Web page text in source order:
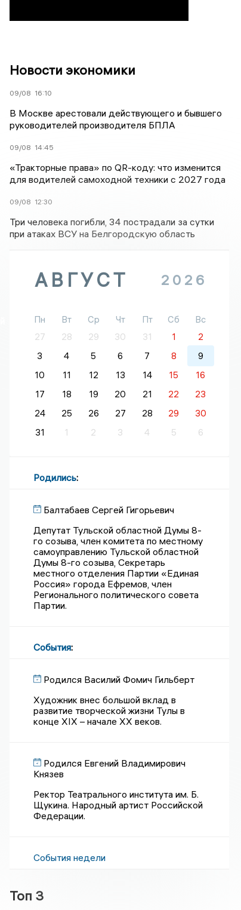
Новости экономики
09/08 16:10
В Москве арестовали действующего и бывшего
руководителей производителя БПЛА
09/08 14:45
«Тракторные права» по QR-коду: что изменится
для водителей самоходной техники с 2027 года
09/08 12:30
Три человека погибли, 34 пострадали за сутки
при атаках ВСУ на Белгородскую область
АВГУСТ 2026
Пн Вт Ср Чт Пт Сб
Вс
27
28 29 30 31 1
2
3
4 5 6 7 8
9
10
11 12 13 14 15
16
17
18 19 20 21 22
23
24
25 26 27 28 29
30
31
1 2 3 4 5 6
Родились:
Балтабаев Сергей Гигорьевич
Депутат Тульской областной Думы 8-
го созыва, член комитета по местному
самоуправлению Тульской областной
Думы 8-го созыва, Секретарь
местного отделения Партии «Единая
Россия» города Ефремов, член
Регионального политического совета
Партии.
События:
Родился Василий Фомич Гильберт
Художник внес большой вклад в
развитие творческой жизни Тулы в
конце XIX – начале XX веков.
Родился Евгений Владимирович
Князев
Ректор Театрального института им. Б.
Щукина. Народный артист Российской
Федерации.
События недели
Топ 3